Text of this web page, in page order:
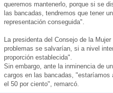
queremos mantenerlo, porque si se
las bancadas, tendremos que tener
representación conseguida".
La presidenta del Consejo de la
problemas se salvarían, si a nivel
proporción establecida".
Sin embargo, ante la inminencia de
cargos en las bancadas, "estaríamos
el 50 por ciento", remarcó.